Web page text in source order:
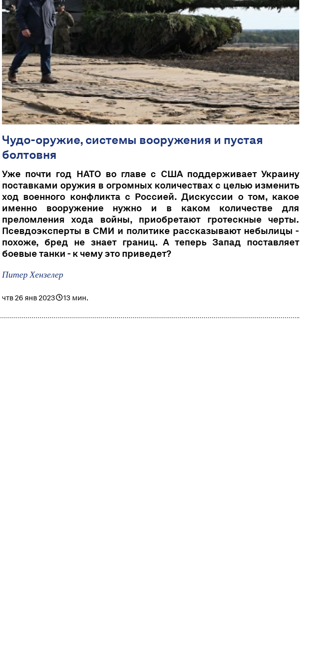
Чудо-оружие, системы вооружения и пустая
болтовня
Уже почти год НАТО во главе с США поддерживает Украину
поставками оружия в огромных количествах с целью изменить
ход военного конфликта с Россией. Дискуссии о том, какое
именно вооружение нужно и в каком количестве для
преломления хода войны, приобретают гротескные черты.
Псевдоэксперты в СМИ и политике рассказывают небылицы -
похоже, бред не знает границ. А теперь Запад поставляет
боевые танки - к чему это приведет?
Питер Хензелер
чтв 26 янв 2023 13 мин.